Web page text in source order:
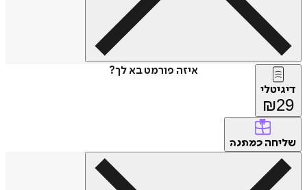
איזה פורמט בא לך?
דיגיטלי
₪29
שליחה כמתנה